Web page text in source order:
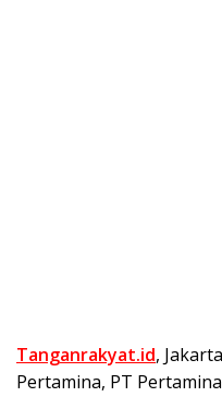
Tanganrakyat.id,
Pertamina, PT